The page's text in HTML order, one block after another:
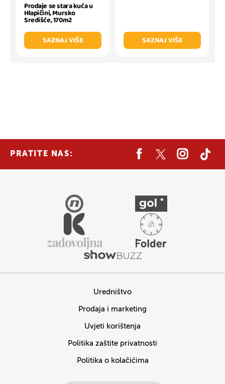
Prodaje se stara kuća u
Hlapičini, Mursko
Središće, 170m2
SAZNAJ VIŠE
SAZNAJ VIŠE
PRATITE NAS:
Uredništvo
Prodaja i marketing
Uvjeti korištenja
Politika zaštite privatnosti
Politika o kolačićima